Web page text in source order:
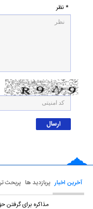
* نظر
آخرین اخبار پربازدید ها پربحث
مذاکره برای